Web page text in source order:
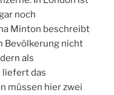
noch
Minton beschreibt
Bevölkerung nicht
als
liefert das
müssen hier zwei